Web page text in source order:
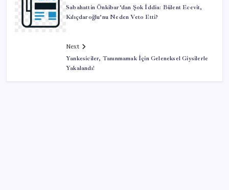
Sabahattin Önkibar’dan Şok İddia: Bülent Ecevit,
Kılıçdaroğlu’nu Neden Veto Etti?
Next
Yankesiciler, Tanınmamak İçin Geleneksel Giysilerle
Yakalandı!